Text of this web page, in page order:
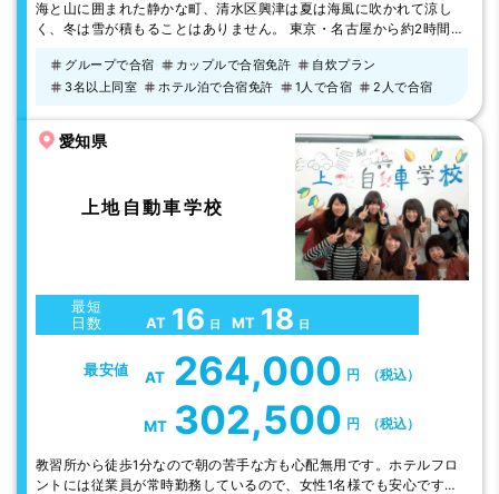
海と山に囲まれた静かな町、清水区興津は夏は海風に吹かれて涼し
く、冬は雪が積もることはありません。 東京・名古屋から約2時間で
少ない海沿いの教習コースで気持ちよくドライビング。 人気の自炊
プランから、温泉施設の宿泊先までプランも充実していて人気の教習
ぺんと桜エビ、生シラスもどう…
グループで合宿 カップルで合宿免許
自炊プラン
3名以上同室
ホテル泊で合宿免許 1人で合宿 2人で合宿
愛知県
上地自動車学校
最短
日数
AT 16 日 MT 18 日
最安値 AT 264,000 円 （税込）
MT 302,500 円 （税込）
教習所から徒歩1分なので朝の苦手な方も心配無用です。ホテルフロ
ントには従業員が常時勤務しているので、女性1名様でも安心です。